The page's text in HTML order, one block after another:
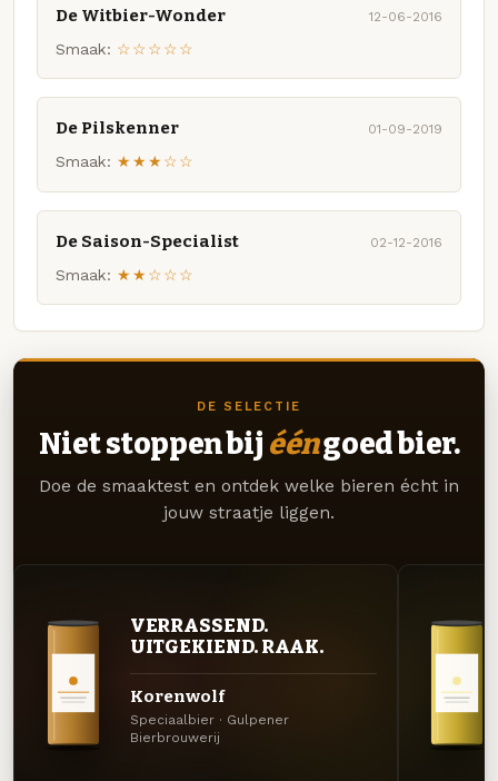
De Witbier-Wonder 12-06-2016
Smaak: ☆☆☆☆☆
De Pilskenner 01-09-2019
Smaak: ★★★☆☆
De Saison-Specialist 02-12-2016
Smaak: ★★☆☆☆
DE SELECTIE
Niet stoppen bij ééngoed bier.
Doe de smaaktest en ontdek welke bieren écht in
jouw straatje liggen.
VERRASSEND.
UITGEKIEND. RAAK.
Korenwolf
Speciaalbier · Gulpener
Bierbrouwerij